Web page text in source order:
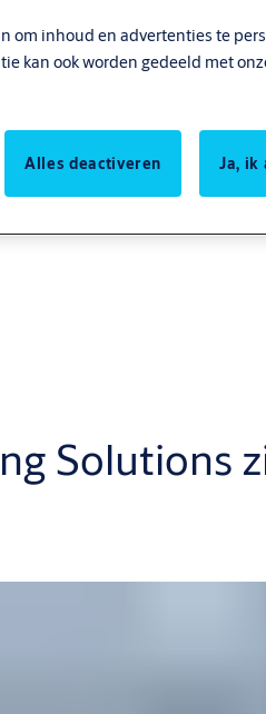
Solutions
om inhoud en advertenties te
kan ook worden gedeeld met
Alles deactiveren Ja, ik